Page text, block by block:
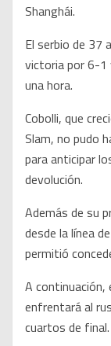
Shanghái.
El serbio de 37
victoria por 6-1
una hora.
Cobolli, que
Slam, no pudo
para anticipar
devolución.
Además de su
desde la línea
permitió
A continuación,
enfrentará al
cuartos de final.